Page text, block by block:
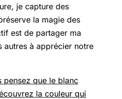
je capture des
la magie des
est de partager ma
autres à apprécier notre
pensez que le blanc
la couleur qui